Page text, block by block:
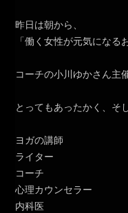
昨日は朝から、
「働く女性が元気になる
コーチの小川ゆかさん主催
とってもあったかく、そ
ヨガの講師
ライター
コーチ
心理カウンセラー
内科医